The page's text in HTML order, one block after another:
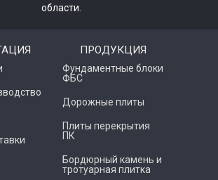
области.
ПРОДУКЦИЯ
Фундаментные блоки
ФБС
Дорожные плиты
Плиты перекрытия
ПК
Бордюрный камень и
тротуарная плитка